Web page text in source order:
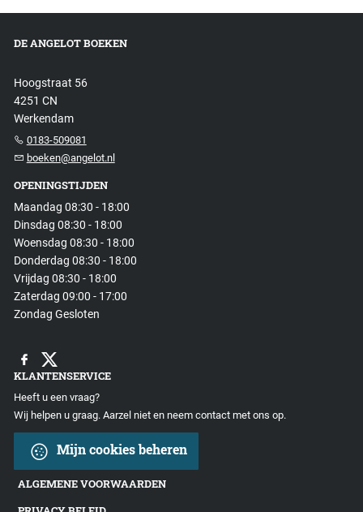
DE ANGELOT BOEKEN
Hoogstraat 56
4251 CN
Werkendam
0183-509081
boeken@angelot.nl
OPENINGSTIJDEN
Maandag 08:30 - 18:00
Dinsdag 08:30 - 18:00
Woensdag 08:30 - 18:00
Donderdag 08:30 - 18:00
Vrijdag 08:30 - 18:00
Zaterdag 09:00 - 17:00
Zondag Gesloten
KLANTENSERVICE
Heeft u een vraag?
Wij helpen u graag. Aarzel niet en neem contact met ons op.
Mijn cookies beheren
ALGEMENE VOORWAARDEN